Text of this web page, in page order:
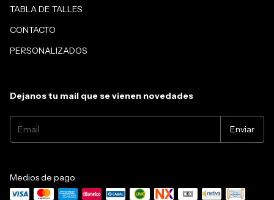
TABLA DE TALLES
CONTACTO
PERSONALIZADOS
Dejanos tu mail que se vienen novedades
Medios de pago